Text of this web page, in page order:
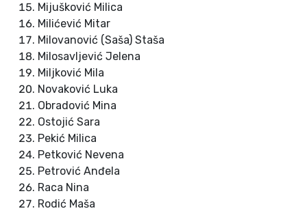
Mijušković Milica
Milićević Mitar
Milovanović (Saša) Staša
Milosavljević Jelena
Miljković Mila
Novaković Luka
Obradović Mina
Ostojić Sara
Pekić Milica
Petković Nevena
Petrović Anđela
Raca Nina
Rodić Maša